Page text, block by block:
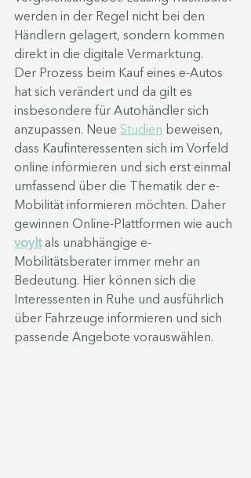
werden in der Regel nicht bei den
Händlern gelagert, sondern kommen
direkt in die digitale Vermarktung.
Der Prozess beim Kauf eines e-Autos
hat sich verändert und da gilt es
insbesondere für Autohändler sich
anzupassen. Neue Studien beweisen,
dass Kaufinteressenten sich im Vorfeld
online informieren und sich erst einmal
umfassend über die Thematik der e-
Mobilität informieren möchten. Daher
gewinnen Online-Plattformen wie auch
voylt als unabhängige e-
Mobilitätsberater immer mehr an
Bedeutung. Hier können sich die
Interessenten in Ruhe und ausführlich
über Fahrzeuge informieren und sich
passende Angebote vorauswählen.